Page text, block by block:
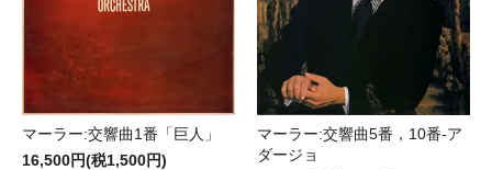
マーラー:交響曲1番「巨人」
16,500円(税1,500円)
マーラー:交響曲5番，10番-ア
ダージョ